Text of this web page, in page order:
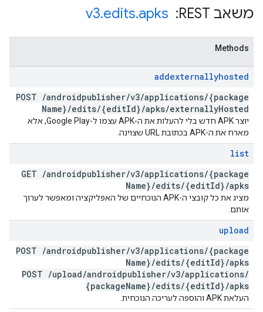
משאב REST: ‏ v3.edits.apks
Methods
addexternallyhosted
POST /androidpublisher/v3/applications/{package
Name}/edits/{editId}/apks/externallyHosted
יוצר APK חדש בלי להעלות את ה-APK עצמו ל-Google Play, אלא
מארח את ה-APK בכתובת URL שצוינה.
list
GET /androidpublisher/v3/applications/{package
Name}/edits/{editId}/apks
מציג את כל קובצי ה-APK הנוכחיים של האפליקציה ומאפשר לערוך
אותם.
upload
POST /androidpublisher/v3/applications/{package
Name}/edits/{editId}/apks
POST /upload/androidpublisher/v3/applications/
{packageName}/edits/{editId}/apks
העלאת APK והוספה לעריכה הנוכחית.